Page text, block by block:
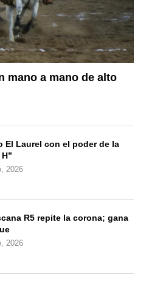
mano a mano de alto
El Laurel con el poder de la
2026
R5 repite la corona; gana
2026